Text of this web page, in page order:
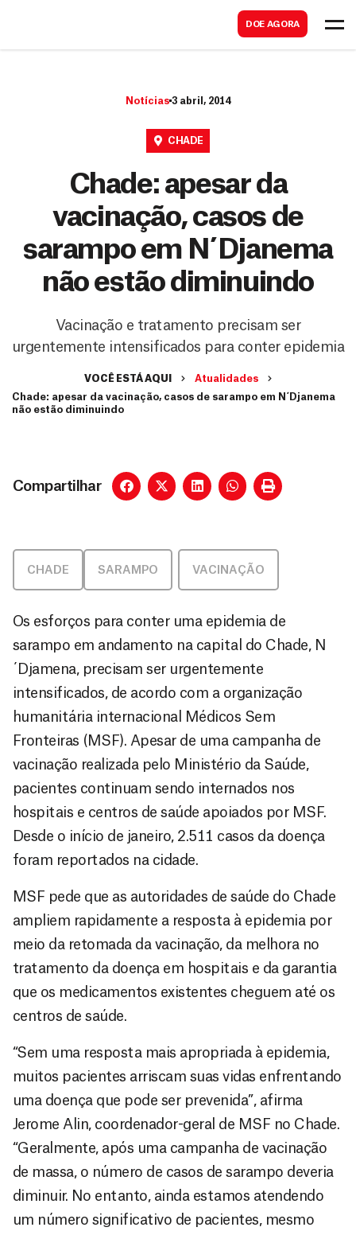
DOE AGORA
Notícias 3 abril, 2014
CHADE
Chade: apesar da
vacinação, casos de
sarampo em N´Djanema
não estão diminuindo
Vacinação e tratamento precisam ser
urgentemente intensificados para conter epidemia
VOCÊ ESTÁ AQUI
Atualidades
Chade: apesar da vacinação, casos de sarampo em N´Djanema
não estão diminuindo
Compartilhar
CHADE SARAMPO VACINAÇÃO
Os esforços para conter uma epidemia de
sarampo em andamento na capital do Chade, N
´Djamena, precisam ser urgentemente
intensificados, de acordo com a organização
humanitária internacional Médicos Sem
Fronteiras (MSF). Apesar de uma campanha de
vacinação realizada pelo Ministério da Saúde,
pacientes continuam sendo internados nos
hospitais e centros de saúde apoiados por MSF.
Desde o início de janeiro, 2.511 casos da doença
foram reportados na cidade.
MSF pede que as autoridades de saúde do Chade
ampliem rapidamente a resposta à epidemia por
meio da retomada da vacinação, da melhora no
tratamento da doença em hospitais e da garantia
que os medicamentos existentes cheguem até os
centros de saúde.
“Sem uma resposta mais apropriada à epidemia,
muitos pacientes arriscam suas vidas enfrentando
uma doença que pode ser prevenida”, afirma
Jerome Alin, coordenador-geral de MSF no Chade.
“Geralmente, após uma campanha de vacinação
de massa, o número de casos de sarampo deveria
diminuir. No entanto, ainda estamos atendendo
um número significativo de pacientes, mesmo
a
r